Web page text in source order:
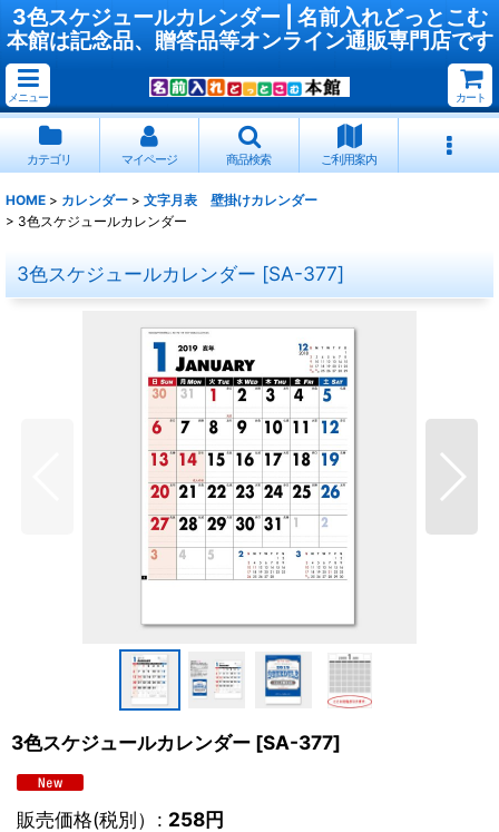
3色スケジュールカレンダー | 名前入れどっとこむ
本館は記念品、贈答品等オンライン通販専門店です
メニュー カート
カテゴリ マイページ 商品検索 ご利用案内
HOME > カレンダー > 文字月表 壁掛けカレンダー
> 3色スケジュールカレンダー
3色スケジュールカレンダー [SA-377]
3色スケジュールカレンダー [SA-377]
販売価格(税別） : 258円